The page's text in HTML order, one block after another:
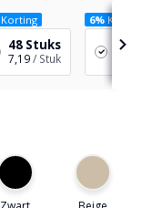
Korting
48 Stuks
7,19/ Stuk
6%